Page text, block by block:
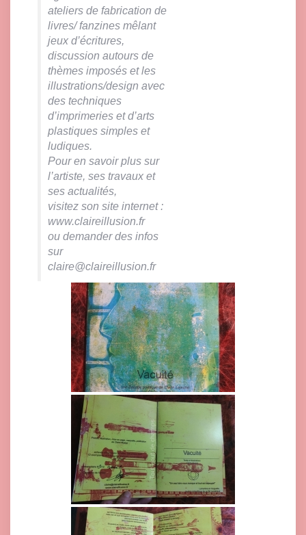
ateliers de fabrication de
livres/ fanzines mêlant
jeux d’écritures,
discussion autours de
thèmes imposés et les
illustrations/design avec
des techniques
d’imprimeries et d’arts
plastiques simples et
ludiques.
Pour en savoir plus sur
l’artiste, ses travaux et
ses actualités,
visitez son site internet :
www.claireillusion.fr
ou demander des infos
sur
claire@claireillusion.fr